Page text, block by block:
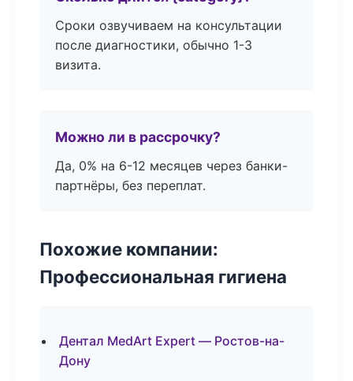
Сроки озвучиваем на консультации
после диагностики, обычно 1-3
визита.
Можно ли в рассрочку?
Да, 0% на 6-12 месяцев через банки-
партнёры, без переплат.
Похожие компании:
Профессиональная гигиена
Дентал MedArt Expert — Ростов-на-
Дону